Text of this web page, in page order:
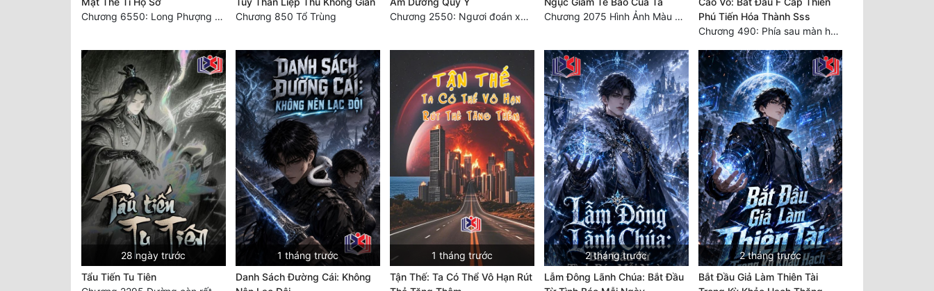
Chương 6550: Long Phượng Thần Trận
Chương 850 Tổ Trùng
Chương 2550: Ngươi đoán xem
Chương 2075 Hình Ảnh Màu Xám
Phú Tiến Hóa Thành Sss
Chương 490: Phía sau màn hắc thủ!
28 ngày trước
Tẩu Tiến Tu Tiên
1 tháng trước
Danh Sách Đường Cái: Không
1 tháng trước
Tận Thế: Ta Có Thể Vô Hạn Rút
2 tháng trước
Lẫm Đông Lãnh Chúa: Bắt Đầu
2 tháng trước
Bắt Đầu Giả Làm Thiên Tài